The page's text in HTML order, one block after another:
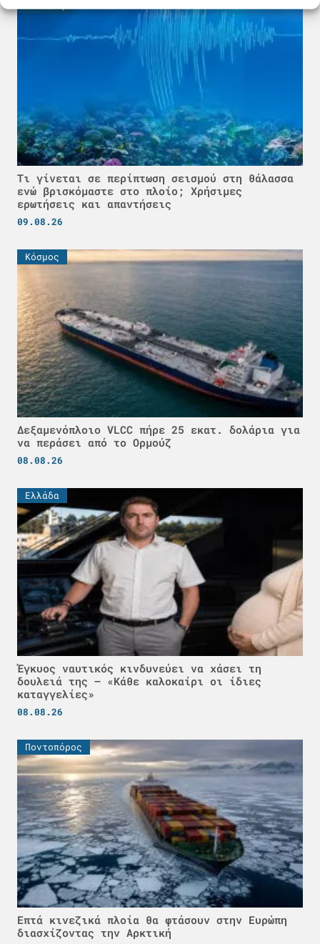
Τι γίνεται σε περίπτωση σεισμού στη θάλασσα
ενώ βρισκόμαστε στο πλοίο; Χρήσιμες
ερωτήσεις και απαντήσεις
09.08.26
Κόσμος
Δεξαμενόπλοιο VLCC πήρε 25 εκατ. δολάρια για
να περάσει από το Ορμούζ
08.08.26
Ελλάδα
Έγκυος ναυτικός κινδυνεύει να χάσει τη
δουλειά της – «Κάθε καλοκαίρι οι ίδιες
καταγγελίες»
08.08.26
Ποντοπόρος
Επτά κινεζικά πλοία θα φτάσουν στην Ευρώπη
διασχίζοντας την Αρκτική